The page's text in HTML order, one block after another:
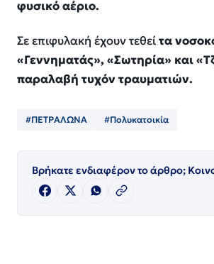
φυσικό αέριο.
Σε επιφυλακή έχουν τεθείτα
«Γεννηματάς», «Σωτηρία» και
παραλαβή τυχόν τραυματιών.
#ΠΕΤΡΑΛΩΝΑ #Πολυκατοικία
Βρήκατε ενδιαφέρον το άρθρο;